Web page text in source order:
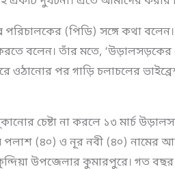
পরিচালকের (পিডি) সঙ্গে কথা
বলেন। তাঁর মতে, ‘উড়ালসড়কের
ওঠানোর পর গাড়ি চলাচলের
চেষ্টা না করলে ১৩ মার্চ
পলাশ (৪০) ও নূর নবী (৪০) নামের
উপজেলার কুমারপুরে। গত বছর